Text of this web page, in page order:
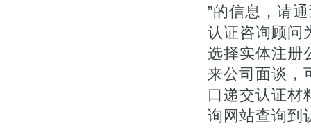
”的信息，请
认证咨询顾问
选择实体注册
来公司面谈，
口递交认证材
询网站查询到